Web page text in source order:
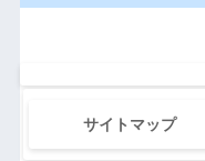
サイトマップ